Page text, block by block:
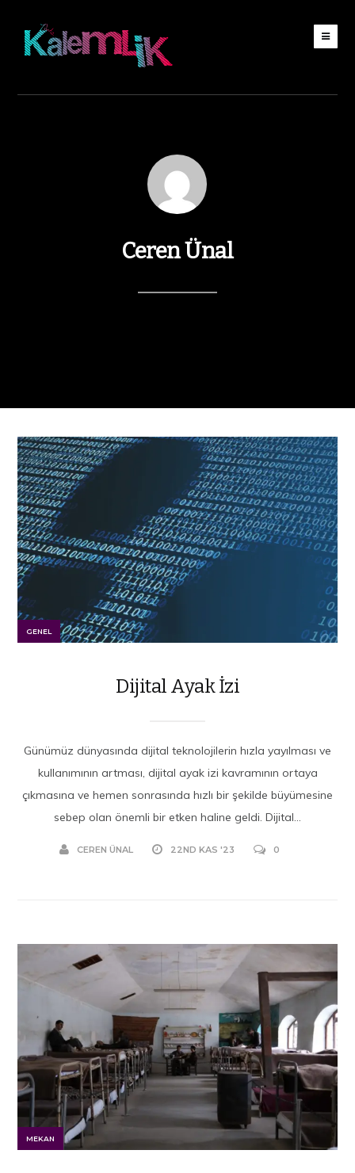
Ceren Ünal
GENEL
Dijital Ayak İzi
Günümüz dünyasında dijital teknolojilerin hızla yayılması ve
kullanımının artması, dijital ayak izi kavramının ortaya
çıkmasına ve hemen sonrasında hızlı bir şekilde büyümesine
sebep olan önemli bir etken haline geldi. Dijital...
CEREN ÜNAL 22ND KAS '23 0
MEKAN